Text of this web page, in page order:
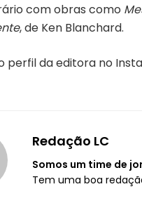
com obras como
, de Ken Blanchard.
perfil da editora no
Redação LC
Somos um time de
Tem uma boa